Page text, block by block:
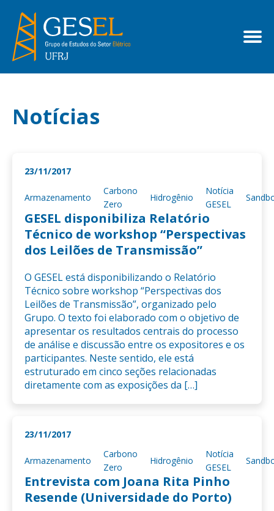
Notícias
23/11/2017
Armazenamento
Carbono
Zero
Hidrogênio
Notícia
GESEL
GESEL disponibiliza Relatório
Técnico de workshop “Perspectivas
dos Leilões de Transmissão”
O GESEL está disponibilizando o Relatório
Técnico sobre workshop “Perspectivas dos
Leilões de Transmissão”, organizado pelo
Grupo. O texto foi elaborado com o objetivo de
apresentar os resultados centrais do processo
de análise e discussão entre os expositores e os
participantes. Neste sentido, ele está
estruturado em cinco seções relacionadas
diretamente com as exposições da […]
23/11/2017
Armazenamento
Carbono
Zero
Hidrogênio
Notícia
GESEL
Entrevista com Joana Rita Pinho
Resende (Universidade do Porto)